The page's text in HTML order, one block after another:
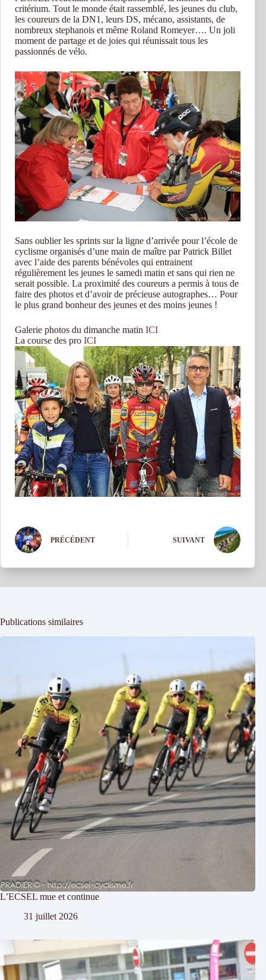
critérium. Tout le monde était rassemblé, les jeunes du club,
les coureurs de la DN1, leurs DS, mécano, assistants, de
nombreux stephanois et même Roland Romeyer…. Un joli
moment de partage et de joies qui réunissait tous les
passionnés de vélo.
Sans oublier les sprints sur la ligne d’arrivée pour l’école de
cyclisme organisés d’une main de maître par Patrick Billet
avec l’aide des parents bénévoles qui entrainent
régulièrement les jeunes le samedi matin et sans qui rien ne
serait possible. La proximité des coureurs a permis à tous de
faire des photos et d’avoir de précieuse autographes… Pour
le plus grand bonheur des jeunes et des moins jeunes !
Galerie photos du dimanche matin ICI
La course des pro ICI
PRÉCÉDENT SUIVANT
Publications similaires
L’ECSEL mue et continue
31 juillet 2026